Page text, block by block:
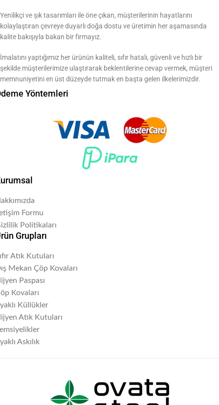
Yenilikçi ve şık tasarımları ile öne çıkan, müşterilerinin hayatlarını
kolaylaştıran çevreye duyarlı doğa dostu ve üretimin her aşamasında
kalite bakışıyla bakan bir firmayız.
İmalatını yaptığımız her ürünün kaliteli, sıfır hatalı, güvenli ve hızlı bir
şekilde müşterilerimize ulaştırarak beklentilerine cevap vermek, müşteri
memnuniyetini en üst düzeyde tutmak en başta gelen ilkelerimizdir.
Yöntemleri
Formu
Politikaları
Grupları
Atık Kutuları
Mekan Çöp Kovaları
Paspası
Kovaları
Küllükler
Atık Kutuları
Askılık